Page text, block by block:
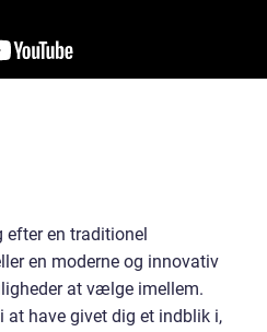
efter en traditionel
en moderne og innovativ
at vælge imellem.
at have givet dig et indblik i,